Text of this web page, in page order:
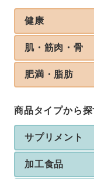
健康
肌・筋肉・骨
肥満・脂肪
商品タイプから探
サプリメント
加工食品